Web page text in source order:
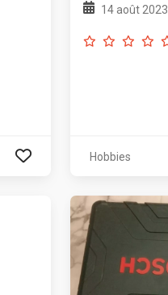
14 août 2023
Hobbies